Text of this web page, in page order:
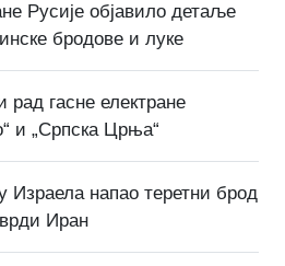
Русије објавило детаље
бродове и луке
гасне електране
и „Српска Црња“
Израела напао теретни брод
Иран